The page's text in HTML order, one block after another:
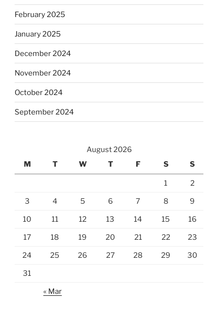
February 2025
January 2025
December 2024
November 2024
October 2024
September 2024
August 2026
M
T W T F S S
1 2
3 4 5 6 7 8 9
10 11 12 13 14 15 16
17 18 19 20 21 22 23
24 25 26 27 28 29 30
31
« Mar